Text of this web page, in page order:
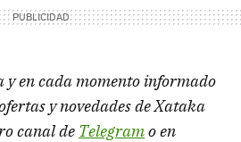
y en cada momento informado
y novedades de Xataka
canal de Telegramo en